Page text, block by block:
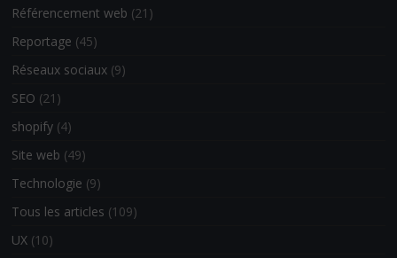
Référencement web (21)
Reportage (45)
Réseaux sociaux (9)
SEO (21)
shopify (4)
Site web (49)
Technologie (9)
Tous les articles (109)
UX (10)